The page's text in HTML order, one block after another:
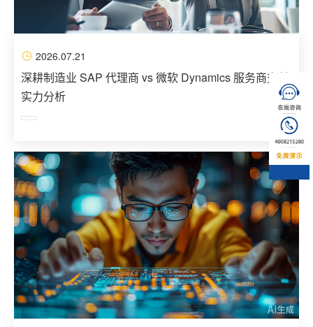
2026.07.21
深耕制造业 SAP 代理商 vs 微软 Dynamics 服务商交付
实力分析